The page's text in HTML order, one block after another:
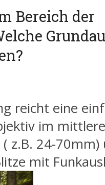
Bereich der
reicht eine
im
z.B. 24-
mit